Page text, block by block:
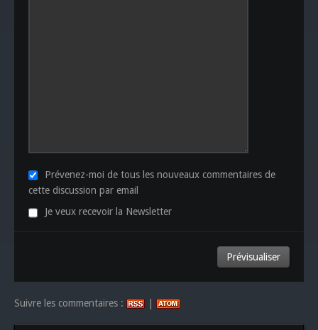
Prévenez-moi de tous les nouveaux commentaires de
cette discussion par email
Je veux recevoir la Newsletter
Suivre les commentaires : |